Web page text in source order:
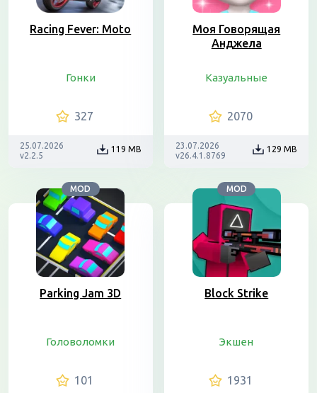
Racing Fever: Moto
Гонки
327
25.07.2026
v2.2.5
119 MB
Моя Говорящая
Анджела
Казуальные
2070
23.07.2026
v26.4.1.8769
129 MB
MOD
Parking Jam 3D
Головоломки
101
MOD
Block Strike
Экшен
1931